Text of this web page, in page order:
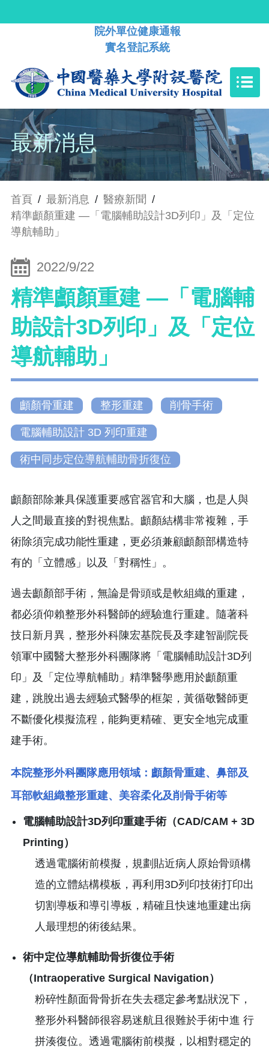
院外單位健康通報
實名登記系統
最新消息
首頁 / 最新消息 / 醫療新聞 /
精準顱顏重建 —「電腦輔助設計3D列印」及「定位
導航輔助」
2022/9/22
精準顱顏重建 —「電腦輔
助設計3D列印」及「定位
導航輔助」
顱顏骨重建 整形重建 削骨手術
電腦輔助設計 3D 列印重建
術中同步定位導航輔助骨折復位
顱顏部除兼具保護重要感官器官和大腦，也是人與
人之間最直接的對視焦點。顱顏結構非常複雜，手
術除須完成功能性重建，更必須兼顧顱顏部構造特
有的「立體感」以及「對稱性」。
過去顱顏部手術，無論是骨頭或是軟組織的重建，
都必須仰賴整形外科醫師的經驗進行重建。隨著科
技日新月異，整形外科陳宏基院長及李建智副院長
領軍中國醫大整形外科團隊將「電腦輔助設計3D列
印」及「定位導航輔助」精準醫學應用於顱顏重
建，跳脫出過去經驗式醫學的框架，黃循敬醫師更
不斷優化模擬流程，能夠更精確、更安全地完成重
建手術。
本院整形外科團隊應用領域：顱顏骨重建、鼻部及
耳部軟組織整形重建、美容柔化及削骨手術等
電腦輔助設計3D列印重建手術（CAD/CAM + 3D
Printing）
透過電腦術前模擬，規劃貼近病人原始骨頭構
造的立體結構模板，再利用3D列印技術打印出
切割導板和導引導板，精確且快速地重建出病
人最理想的術後結果。
術中定位導航輔助骨折復位手術
（Intraoperative Surgical Navigation）
粉碎性顏面骨骨折在失去穩定參考點狀況下，
整形外科醫師很容易迷航且很難於手術中進 行
拼湊復位。透過電腦術前模擬，以相對穩定的